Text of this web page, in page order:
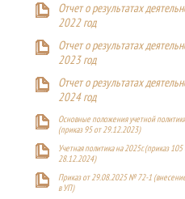
Отчет о результатах
2022 год
Отчет о результатах
2023 год
Отчет о результатах
2024 год
Основные положения учетной
(приказ 95 от 29.12.2023)
Учетная политика на 2025г. (приказ 105
28.12.2024)
Приказ от 29.08.2025 № 72-1
в УП)